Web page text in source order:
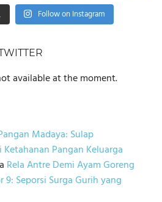
Follow on Instagram
available at the moment.
Madaya: Sulap
Pangan Keluarga
Rela Antre Demi Ayam Goreng
Seporsi Surga Gurih yang